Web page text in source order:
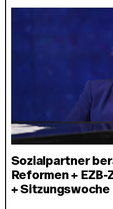
Sozialpartner
Reformen +
+